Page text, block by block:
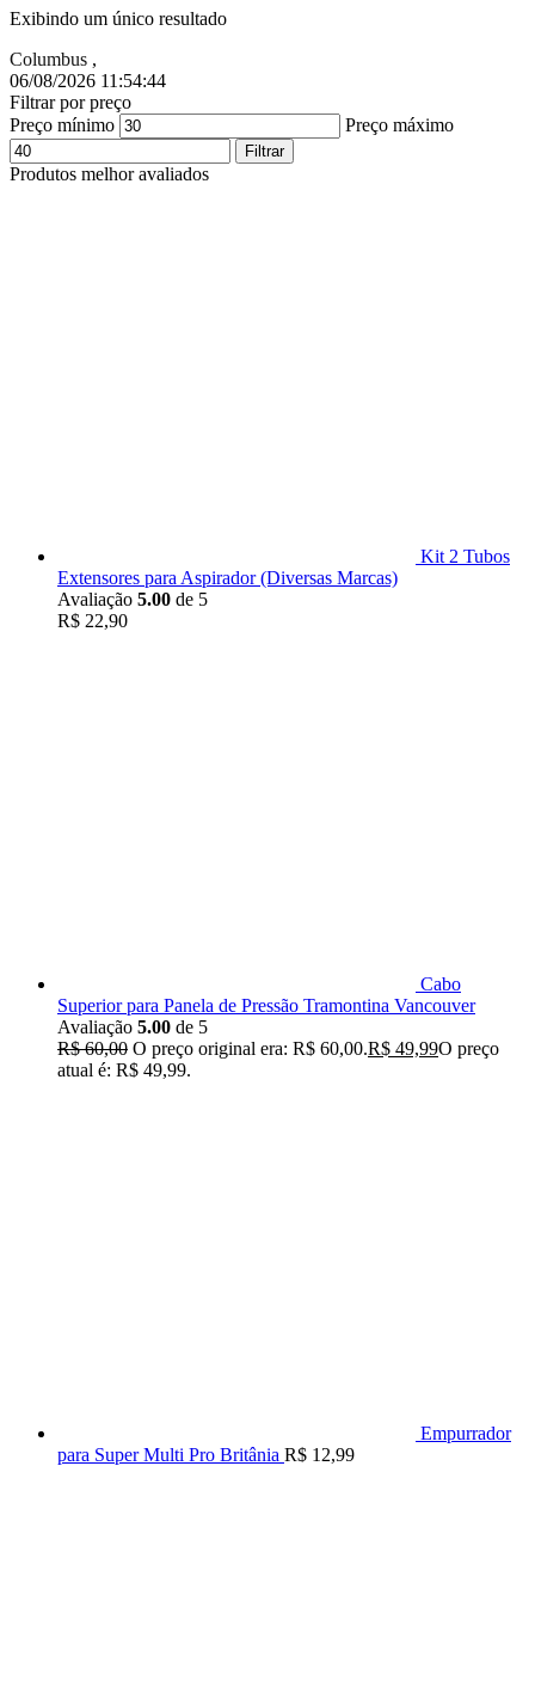
Exibindo um único resultado
Columbus ,
06/08/2026 11:54:45
Filtrar por preço
Preço mínimo
Preço máximo
Filtrar
Produtos melhor avaliados
Kit 2 Tubos
Extensores para Aspirador (Diversas Marcas)
Avaliação 5.00 de 5
R$ 22,90
Cabo
Superior para Panela de Pressão Tramontina Vancouver
Avaliação 5.00 de 5
R$60,00 O preço original era: R$ 60,00.R$ 49,99O preço
atual é: R$ 49,99.
Empurrador
para Super Multi Pro Britânia R$ 12,99